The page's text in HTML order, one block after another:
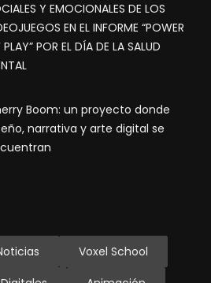
Y EMOCIONALES DE LOS
EN EL INFORME “POWER
POR EL DÍA DE LA SALUD
Boom: un proyecto donde
narrativa y arte digital se
Voxel School